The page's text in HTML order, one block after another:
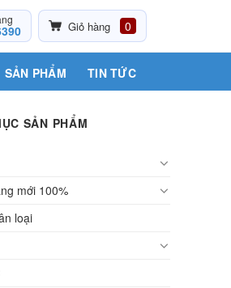
Giỏ hàng 0
SẢN PHẨM TIN TỨC
SẢN PHẨM
mới 100%
loại